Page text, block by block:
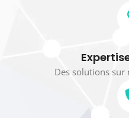
Des solutions sur